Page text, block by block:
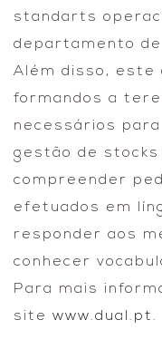
standarts
departamento de
Além disso, este
formandos a
necessários
gestão de
compreender
efetuados em
responder aos
conhecer
Para mais
site www.dual.pt.